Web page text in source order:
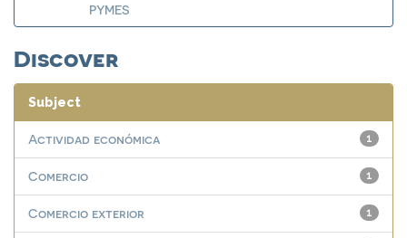
PYMES
Discover
Subject
1
Actividad económica
1
Comercio
1
Comercio exterior